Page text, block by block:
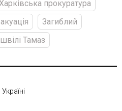
Харківська прокуратура
Загиблий
Тамаз